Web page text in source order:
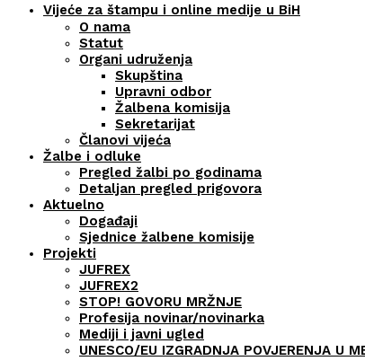
Vijeće za štampu i online medije u BiH
O nama
Statut
Organi udruženja
Skupština
Upravni odbor
Žalbena komisija
Sekretarijat
Članovi vijeća
Žalbe i odluke
Pregled žalbi po godinama
Detaljan pregled prigovora
Aktuelno
Događaji
Sjednice žalbene komisije
Projekti
JUFREX
JUFREX2
STOP! GOVORU MRŽNJE
Profesija novinar/novinarka
Mediji i javni ugled
UNESCO/EU IZGRADNJA POVJERENJA U